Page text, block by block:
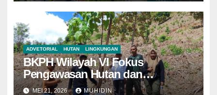
ADVETORIAL HUTAN LINGKUNGAN
BKPH Wilayah VI Fokus
Pengawasan Hutan dan
Pemantauan Demplot di KH Riwo
MEI 21, 2026 MUHIDIN